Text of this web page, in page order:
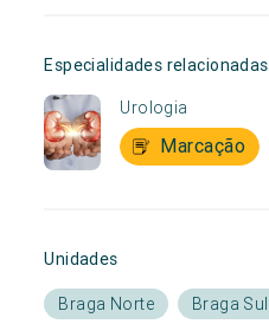
Especialidades relacionadas
Urologia
Marcação
Unidades
Braga Norte Braga Sul